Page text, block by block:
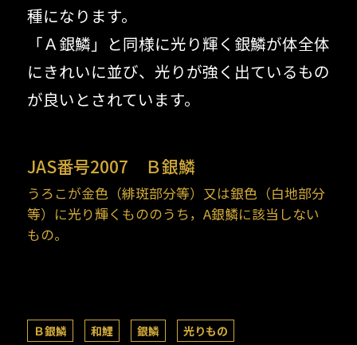
種になります。
「Ａ銀鱗」と同様に光り輝く銀鱗が体全体
にきれいに並び、光りが強く出ているもの
が良いとされています。
JAS番号2007 Ｂ銀鱗
うろこが金色（緋斑部分等）又は銀色（白地部分
等）に光り輝くもののうち，A銀鱗に該当しない
もの。
Ｂ銀鱗 和鯉 銀鱗 光りもの